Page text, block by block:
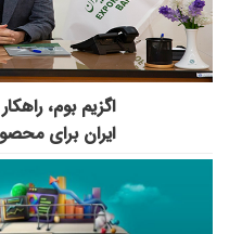
اگزیم بوم،
ایران برای